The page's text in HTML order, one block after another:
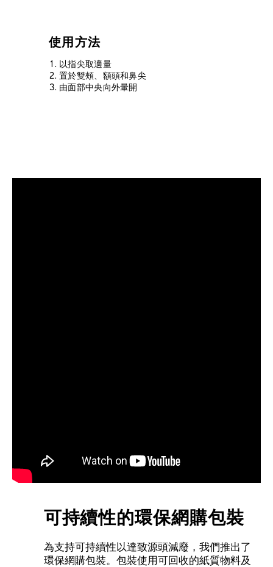
使用方法
以指尖取適量
置於雙頰、額頭和鼻尖
由面部中央向外暈開
可持續性的環保網購包裝
為支持可持續性以達致源頭減廢，我們推出了
環保網購包裝。包裝使用可回收的紙質物料及